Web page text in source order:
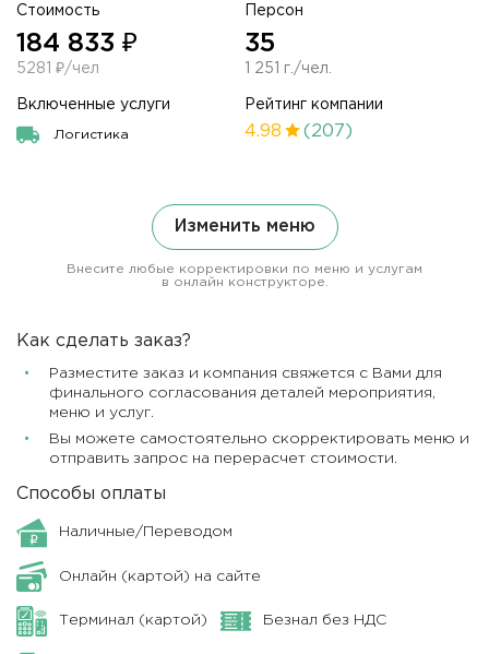
Стоимость
184 833 ₽
5281 ₽/чел
Персон
35
1 251 г./чел.
Включенные услуги
Логистика
Рейтинг компании
4.98 (207)
Изменить меню
Внесите любые корректировки по меню и услугам
в онлайн конструкторе.
Как сделать заказ?
Разместите заказ и компания свяжется с Вами для
финального согласования деталей мероприятия,
меню и услуг.
Вы можете самостоятельно скорректировать меню и
отправить запрос на перерасчет стоимости.
Способы оплаты
Наличные/Переводом
Онлайн (картой) на сайте
Терминал (картой) Безнал без НДС